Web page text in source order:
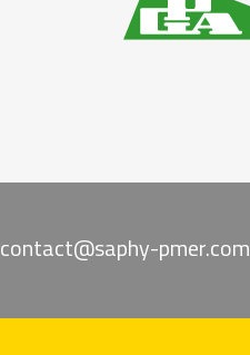
contact@saphy-pmer.com